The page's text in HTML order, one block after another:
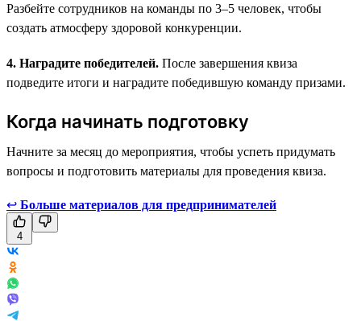
Разбейте сотрудников на команды по 3–5 человек, чтобы
создать атмосферу здоровой конкуренции.
4. Наградите победителей. После завершения квиза
подведите итоги и наградите победившую команду призами.
Когда начинать подготовку
Начните за месяц до мероприятия, чтобы успеть придумать
вопросы и подготовить материалы для проведения квиза.
↩ Больше материалов для предпринимателей
4